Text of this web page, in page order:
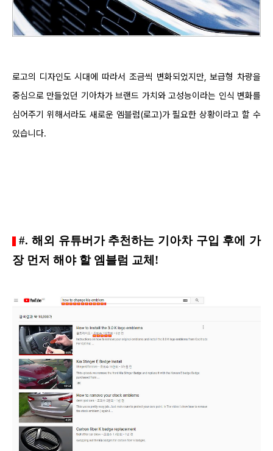
로고의 디자인도 시대에 따라서 조금씩 변화되었지만, 보급형 차량을
중심으로 만들었던 기아차가 브랜드 가치와 고성능이라는 인식 변화를
심어주기 위해서라도 새로운 엠블럼(로고)가 필요한 상황이라고 할 수
있습니다.
#. 해외 유튜버가 추천하는 기아차 구입 후에 가
장 먼저 해야 할 엠블럼 교체!